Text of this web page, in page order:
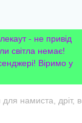
- не привід
світла немає!
Віримо у
намиста, дріт,